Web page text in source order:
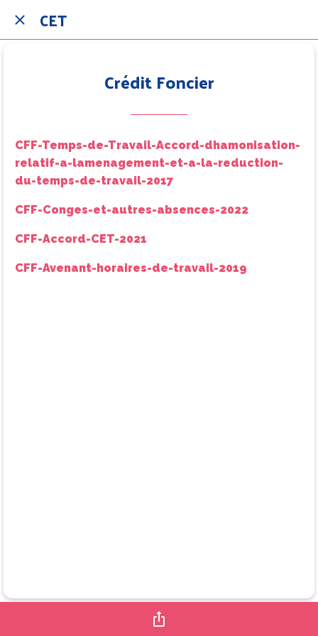
CET
Crédit Foncier
CFF-Temps-de-Travail-Accord-dhamonisation-
relatif-a-lamenagement-et-a-la-reduction-
du-temps-de-travail-2017
CFF-Conges-et-autres-absences-2022
CFF-Accord-CET-2021
CFF-Avenant-horaires-de-travail-2019